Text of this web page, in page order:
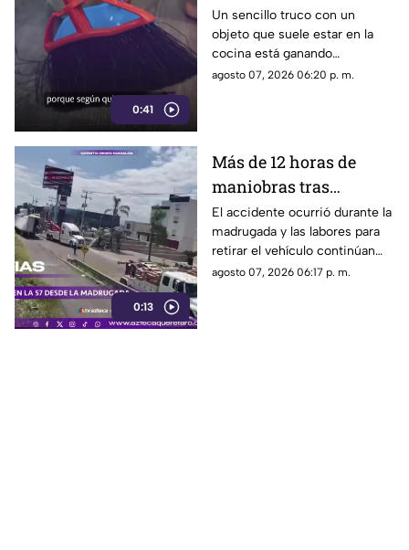
0:41
que se volvió viral
Un sencillo truco con un
objeto que suele estar en la
cocina está ganando
popularidad entre quienes
agosto 07, 2026 06:20 p. m.
0:13
Más de 12 horas de
maniobras tras
volcadura de unidad
pesada en la carretera
57
El accidente ocurrió durante la
madrugada y las labores para
retirar el vehículo continúan
desde hace más de 12 horas en
agosto 07, 2026 06:17 p. m.